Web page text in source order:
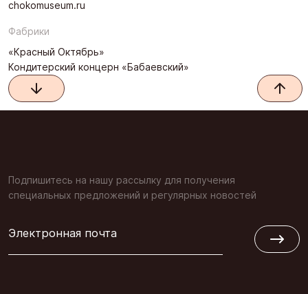
chokomuseum.ru
Фабрики
«Красный Октябрь»
Кондитерский концерн «Бабаевский»
Подпишитесь на нашу рассылку для получения
специальных предложений и регулярных новостей
Электронная почта